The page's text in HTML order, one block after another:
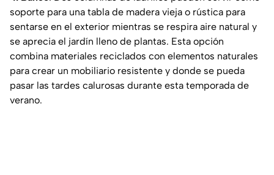
soporte para una tabla de madera vieja o rústica para
sentarse en el exterior mientras se respira aire natural y
se aprecia el jardín lleno de plantas. Esta opción
combina materiales reciclados con elementos naturales
para crear un mobiliario resistente y donde se pueda
pasar las tardes calurosas durante esta temporada de
verano.